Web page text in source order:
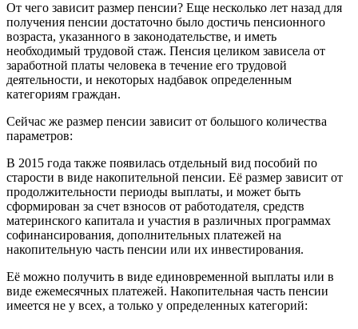
От чего зависит размер пенсии? Еще несколько лет назад для
получения пенсии достаточно было достичь пенсионного
возраста, указанного в законодательстве, и иметь
необходимый трудовой стаж. Пенсия целиком зависела от
заработной платы человека в течение его трудовой
деятельности, и некоторых надбавок определенным
категориям граждан.
Сейчас же размер пенсии зависит от большого количества
параметров:
В 2015 года также появилась отдельный вид пособий по
старости в виде накопительной пенсии. Её размер зависит от
продолжительности периоды выплаты, и может быть
сформирован за счет взносов от работодателя, средств
материнского капитала и участия в различных программах
софинансирования, дополнительных платежей на
накопительную часть пенсии или их инвестирования.
Её можно получить в виде единовременной выплаты или в
виде ежемесячных платежей. Накопительная часть пенсии
имеется не у всех, а только у определенных категорий: